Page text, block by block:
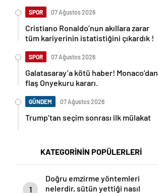
SPOR 07 Ağustos 2026
Cristiano Ronaldo’nun akıllara zarar
tüm kariyerinin istatistiğini çıkardık !
SPOR 07 Ağustos 2026
Galatasaray’a kötü haber! Monaco’dan
flaş Onyekuru kararı.
GÜNDEM 07 Ağustos 2026
Trump’tan seçim sonrası ilk mülakat
KATEGORİNİN POPÜLERLERİ
1
Doğru emzirme yöntemleri
nelerdir, sütün yettiği nasıl